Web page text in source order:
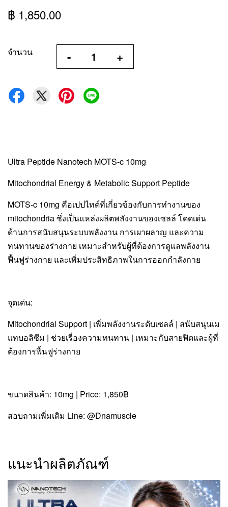
฿ 1,850.00
จำนวน - +
Ultra Peptide Nanotech MOTS-c 10mg
Mitochondrial Energy & Metabolic Support Peptide
MOTS-c 10mg คือเปปไทด์ที่เกี่ยวข้องกับการทำงานของ
mitochondria ซึ่งเป็นแหล่งผลิตพลังงานของเซลล์ โดดเด่น
ด้านการสนับสนุนระบบพลังงาน การเผาผลาญ และความ
ทนทานของร่างกาย เหมาะสำหรับผู้ที่ต้องการดูแลพลังงาน
ฟื้นฟูร่างกาย และเพิ่มประสิทธิภาพในการออกกำลังกาย
จุดเด่น:
Mitochondrial Support | เพิ่มพลังงานระดับเซลล์ | สนับสนุนเม
แทบอลิซึม | ช่วยเรื่องความทนทาน | เหมาะกับสายฟิตและผู้ที่
ต้องการฟื้นฟูร่างกาย
ขนาดสินค้า: 10mg | Price: 1,850฿
สอบถามเพิ่มเติม Line: @Dnamuscle
แนะนำผลิตภัณฑ์